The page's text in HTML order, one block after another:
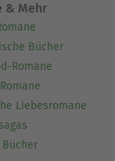
& Mehr
Bücher
Romane
Liebesromane